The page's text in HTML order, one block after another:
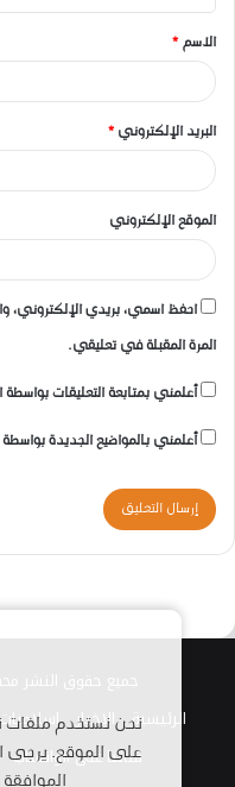
ق
*
الاسم *
البريد الإلكتروني *
الموقع الإلكتروني
احفظ اسمي، بريدي الإلكتروني،
المرة المقبلة في تعليقي.
أعلمني بمتابعة التعليقات بواسطة
أعلمني بالمواضيع الجديدة بواسطة
جميع حقوق النشر
الرئيسية
الاخبار اسلاميات
قناتنا على الواتساب
نحن نستخدم ملفات
على الموقع. يرجى